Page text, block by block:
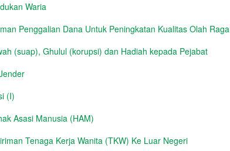
Waria
Penggalian Dana Untuk Peningkatan Kualitas Olah Raga
(suap), Ghulul (korupsi) dan Hadiah kepada Pejabat
(I)
Asasi Manusia (HAM)
Tenaga Kerja Wanita (TKW) Ke Luar Negeri